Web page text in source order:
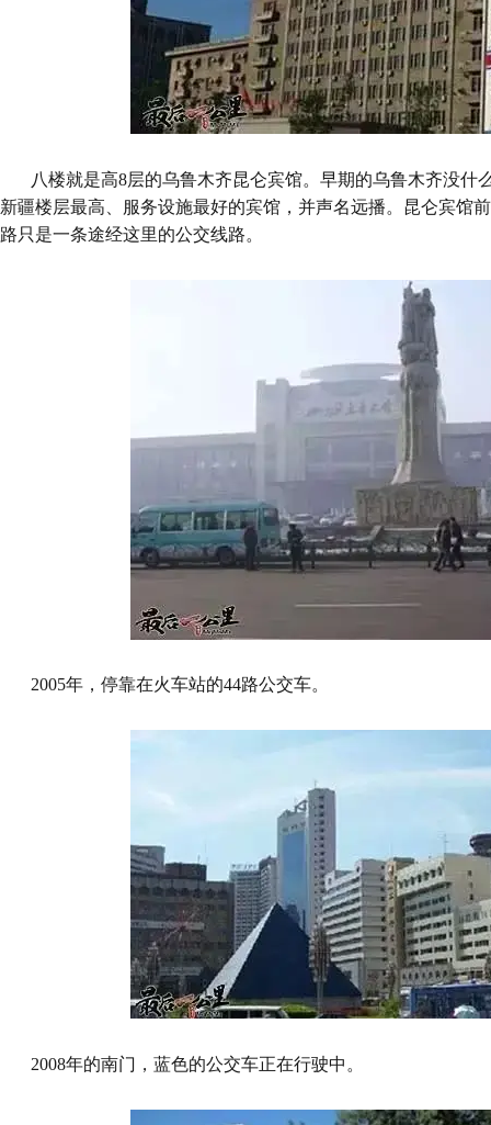
八楼就是高8层的乌鲁木齐昆仑宾馆。早期的乌鲁木齐没什
新疆楼层最高、服务设施最好的宾馆，并声名远播。昆仑宾
路只是一条途经这里的公交线路。
2005年，停靠在火车站的44路公交车。
2008年的南门，蓝色的公交车正在行驶中。